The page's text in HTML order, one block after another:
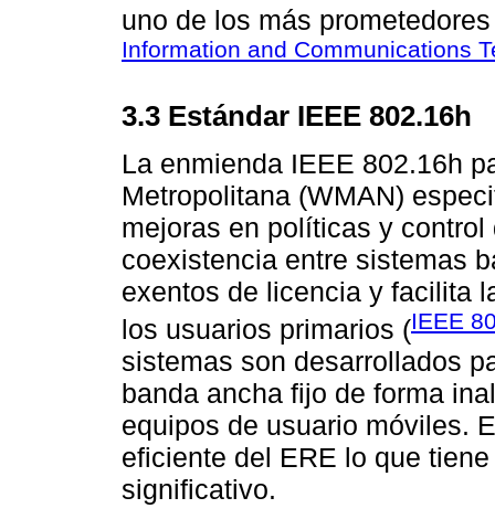
uno de los más
Information and Communications
3.3 Estándar IEEE 802.16h
La enmienda IEEE 802.16h
Metropolitana (WMAN)
mejoras en políticas y
coexistencia entre sistemas
exentos de licencia y facilita
los usuarios primarios (IEEE
sistemas son desarrollados
banda ancha fijo de forma
equipos de usuario móviles.
eficiente del ERE lo que
significativo.